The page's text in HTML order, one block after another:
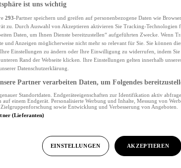
ist uns wichtig
293-Partner speichern und greifen auf personenbezogene Daten wie
zu. Durch Auswahl von Akzeptieren aktivieren Sie Tracking-Technologien
Daten, um Ihnen Dienste bereitzustellen“ aufgeführten Zwecke. Wenn
und Anzeigen möglicherweise nicht mehr so relevant für Sie. Sie können
Einstellungen zu ändern oder Ihre Einwilligung zu widerrufen, indem
Rand der Webseite klicken. Ihre Einstellungen gelten innerhalb
Datenschutzerklärung.
Partner verarbeiten Daten, um Folgendes
Standortdaten. Endgeräteeigenschaften zur Identifikation aktiv
einem Endgerät. Personalisierte Werbung und Inhalte, Messung von
sowie Entwicklung und Verbesserung von Angeboten.
(Lieferanten)
EINSTELLUNGEN AKZEPTIEREN